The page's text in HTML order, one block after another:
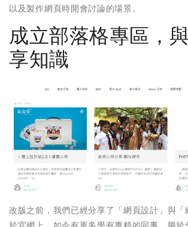
以及製作網頁時開會討論的場景。
成立部落格專區，
享知識
改版之前，我們已經分享了「網頁設計」與「